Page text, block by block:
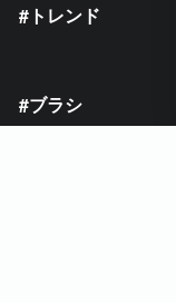
トレンド
ブラシ